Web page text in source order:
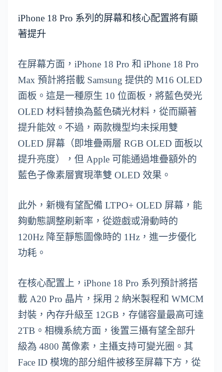
iPhone 18 Pro 系列的屏幕和核心配置將有顯
著提升
在屏幕方面，iPhone 18 Pro 和 iPhone 18 Pro
Max 預計將搭載 Samsung 提供的 M16 OLED
面板。這是一種原生 10 位面板，將藍色熒光
OLED 材料替換為藍色磷光材料，從而顯著
提升能效。不過，兩款機型均未採用雙
OLED 屏幕（即堆疊兩層 RGB OLED 面板以
提升亮度），但 Apple 可能通過堆疊額外的
藍色子像素層實現準雙 OLED 效果。
此外，新機有望配備 LTPO+ OLED 屏幕，能
夠動態調整刷新率，從遊戲或滑動時的
120Hz 降至靜態圖像時的 1Hz，進一步優化
功耗。
在核心配置上，iPhone 18 Pro 系列預計將搭
載 A20 Pro 晶片，採用 2 納米製程和 WMCM
封裝，內存升級至 12GB，存儲容量最高可達
2TB。相機系統方面，後置三攝有望全部升
級為 4800 萬像素，主攝支持可變光圈。其
Face ID 模塊的部分組件被移至屏幕下方，從